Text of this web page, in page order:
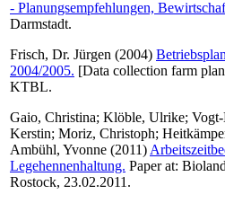
- Planungsempfehlungen,
Darmstadt.
Frisch, Dr. Jürgen (2004)
2004/2005. [Data collection farm
KTBL.
Gaio, Christina; Klöble, Ulrike;
Kerstin; Moriz, Christoph;
Ambühl, Yvonne (2011)
Legehennenhaltung. Paper at:
Rostock, 23.02.2011.